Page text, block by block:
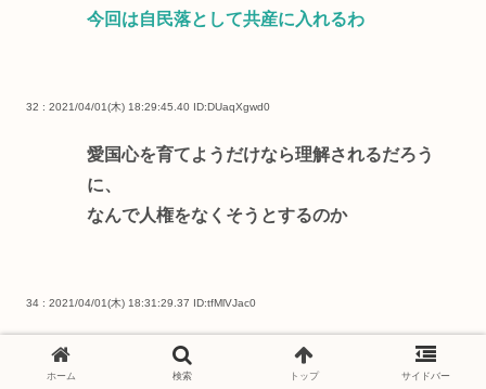
今回は自民落として共産に入れるわ
32 : 2021/04/01(木) 18:29:45.40 ID:DUaqXgwd0
愛国心を育てようだけなら理解されるだろう
に、
なんで人権をなくそうとするのか
34 : 2021/04/01(木) 18:31:29.37 ID:tfMlVJac0
右翼のバカボンが政権握ってからもうめちゃ
くちゃだな
ホーム 検索 トップ サイドバー